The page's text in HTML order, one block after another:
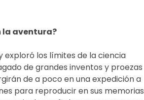
la aventura?
exploró los límites de la ciencia
de grandes inventos y proezas
de a poco en una expedición a
para reproducir en sus memorias